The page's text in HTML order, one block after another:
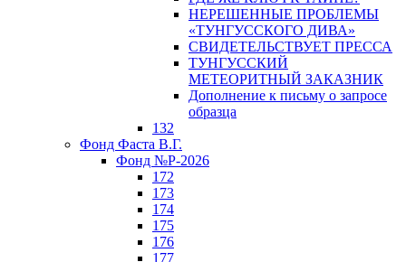
НЕРЕШЕННЫЕ ПРОБЛЕМЫ
«ТУНГУССКОГО ДИВА»
СВИДЕТЕЛЬСТВУЕТ ПРЕССА
ТУНГУССКИЙ
МЕТЕОРИТНЫЙ ЗАКАЗНИК
Дополнение к письму о запросе
образца
132
Фонд Фаста В.Г.
Фонд №Р-2026
172
173
174
175
176
177